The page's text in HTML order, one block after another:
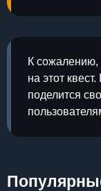
К сожалению,
на этот
поделится